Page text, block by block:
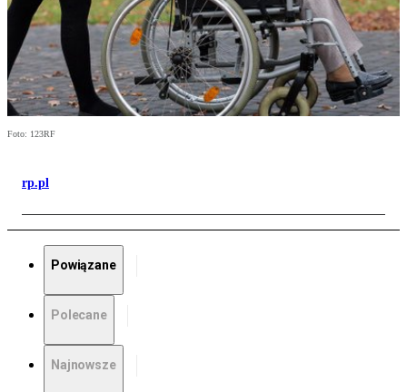
Foto: 123RF
rp.pl
Powiązane
Polecane
Najnowsze